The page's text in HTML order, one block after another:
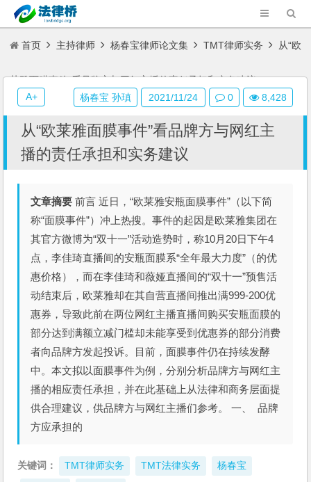
首页 主持律师 杨春宝律师论文集 TMT律师实务 从“欧
莱雅面膜事件”看品牌方与网红主播的责任承担和实务建议
从“欧莱雅面膜事件”看品牌方与网红主
播的责任承担和实务建议
文章摘要 前言 近日，“欧莱雅安瓶面膜事件”（以下简
称“面膜事件”）冲上热搜。事件的起因是欧莱雅集团在
其官方微博为“双十一”活动造势时，称10月20日下午4
点，李佳琦直播间的安瓶面膜系“全年最大力度”（的优
惠价格），而在李佳琦和薇娅直播间的“双十一”预售活
动结束后，欧莱雅却在其自营直播间推出满999-200优
惠券，导致此前在两位网红主播直播间购买安瓶面膜的
部分达到满额立减门槛却未能享受到优惠券的部分消费
者向品牌方发起投诉。目前，面膜事件仍在持续发酵
中。本文拟以面膜事件为例，分别分析品牌方与网红主
播的相应责任承担，并在此基础上从法律和商务层面提
供合理建议，供品牌方与网红主播们参考。 一、 品牌
方应承担的
关键词： TMT律师实务 TMT法律实务 杨春宝
杨春宝 孙瑱 2021/11/24 0 8,428
A+